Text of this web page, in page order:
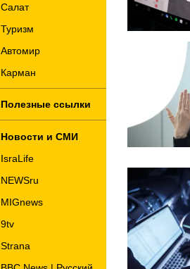
Салат
Туризм
Автомир
Карман
Полезные ссылки
Новости и СМИ
IsraLife
NEWSru
MIGnews
9tv
Strana